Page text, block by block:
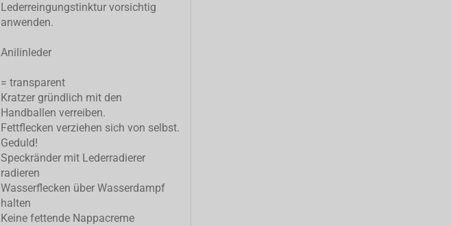
Lederreingungstinktur vorsichtig
anwenden.
Anilinleder
= transparent
Kratzer gründlich mit den
Handballen verreiben.
Fettflecken verziehen sich von selbst.
Geduld!
Speckränder mit Lederradierer
radieren
Wasserflecken über Wasserdampf
halten
Keine fettende Nappacreme